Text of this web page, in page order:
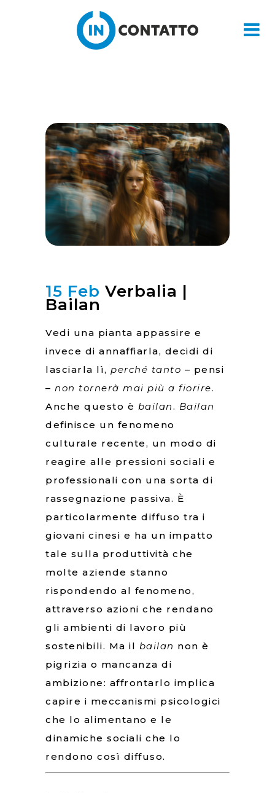
15 Feb Verbalia |
Bailan
Vedi una pianta appassire e
invece di annaffiarla, decidi di
lasciarla lì, perché tanto – pensi
– non tornerà mai più a fiorire.
Anche questo è bailan. Bailan
definisce un fenomeno
culturale recente, un modo di
reagire alle pressioni sociali e
professionali con una sorta di
rassegnazione passiva. È
particolarmente diffuso tra i
giovani cinesi e ha un impatto
tale sulla produttività che
molte aziende stanno
rispondendo al fenomeno,
attraverso azioni che rendano
gli ambienti di lavoro più
sostenibili. Ma il bailan non è
pigrizia o mancanza di
ambizione: affrontarlo implica
capire i meccanismi psicologici
che lo alimentano e le
dinamiche sociali che lo
rendono così diffuso.